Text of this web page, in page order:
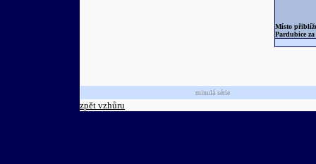
Místo
Pardubice
minulá série
zpět vzhůru